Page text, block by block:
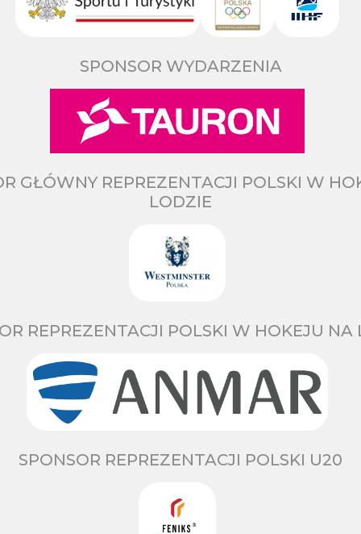
SPONSOR WYDARZENIA
GŁÓWNY REPREZENTACJI POLSKI W
LODZIE
REPREZENTACJI POLSKI W HOKEJU NA
SPONSOR REPREZENTACJI POLSKI U20